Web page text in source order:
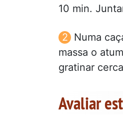
10 min.
Numa
massa o
gratinar
Avaliar